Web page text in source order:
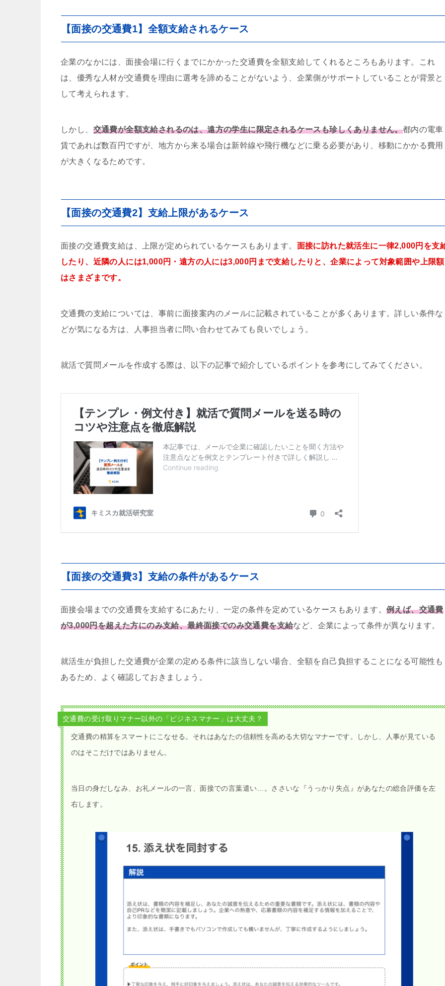
【面接の交通費1】全額支給されるケース
企業のなかには、面接会場に行くまでにかかった交通費を全額支給してくれるところもあります。これ
は、優秀な人材が交通費を理由に選考を諦めることがないよう、企業側がサポートしていることが背景と
して考えられます。
しかし、 交通費が全額支給されるのは、遠方の学生に限定されるケースも珍しくありません。都内の電車
賃であれば数百円ですが、地方から来る場合は新幹線や飛行機などに乗る必要があり、移動にかかる費用
が大きくなるためです。
【面接の交通費2】支給上限があるケース
面接の交通費支給は、上限が定められているケースもあります。 面接に訪れた就活生に一律2,000円を支
したり、近隣の人には1,000円・遠方の人には3,000円まで支給したりと、企業によって対象範囲や上限額
はさまざまです。
交通費の支給については、事前に面接案内のメールに記載されていることが多くあります。詳しい条件な
どが気になる方は、人事担当者に問い合わせてみても良いでしょう。
就活で質問メールを作成する際は、以下の記事で紹介しているポイントを参考にしてみてください。
【面接の交通費3】支給の条件があるケース
面接会場までの交通費を支給するにあたり、一定の条件を定めているケースもあります。 例えば、交通費
が3,000円を超えた方にのみ支給、最終面接でのみ交通費を支給など、企業によって条件が異なります。
就活生が負担した交通費が企業の定める条件に該当しない場合、全額を自己負担することになる可能性も
あるため、よく確認しておきましょう。
交通費の受け取りマナー以外の「ビジネスマナー」は大丈夫？
交通費の精算をスマートにこなせる。それはあなたの信頼性を高める大切なマナーです。しかし、人事が見ている
のはそこだけではありません。
当日の身だしなみ、お礼メールの一言、面接での言葉遣い…。ささいな『うっかり失点』があなたの総合評価を左
右します。